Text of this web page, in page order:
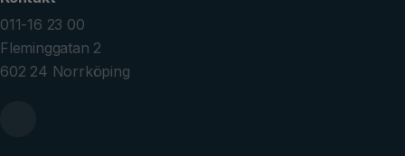
011-16 23 00
Fleminggatan 2
602 24 Norrköping